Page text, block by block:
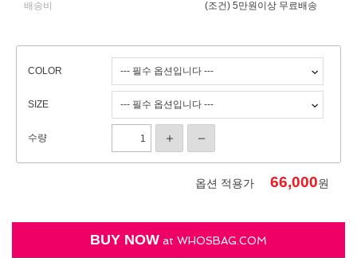
배송비 (조건) 5만원이상 무료배송
COLOR
SIZE
수량
옵션 적용가 66,000원
BUY NOW at WHOSBAG.COM